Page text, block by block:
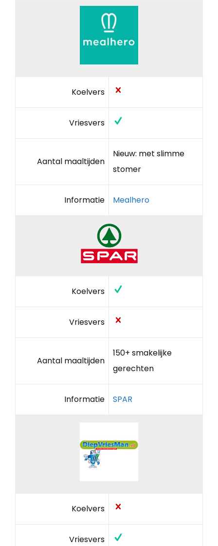
Koelvers
Vriesvers
Aantal maaltijden
Nieuw: met slimme
stomer
Informatie Mealhero
Koelvers
Vriesvers
Aantal maaltijden
150+ smakelijke
gerechten
Informatie SPAR
Koelvers
Vriesvers